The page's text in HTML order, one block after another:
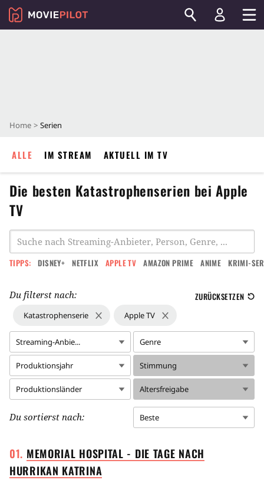
Home Serien
ALLE IM STREAM AKTUELL IM TV
Die besten Katastrophenserien bei Apple
TV
TIPPS: DISNEY+ NETFLIX APPLE TV AMAZON PRIME ANIME KRIMI-
Du filterst nach: ZURÜCKSETZEN
Katastrophenserie Apple TV
Streaming-Anbie... Genre
Produktionsjahr Stimmung
Produktionsländer Altersfreigabe
Du sortierst nach: Beste
MEMORIAL HOSPITAL - DIE TAGE NACH
HURRIKAN KATRINA